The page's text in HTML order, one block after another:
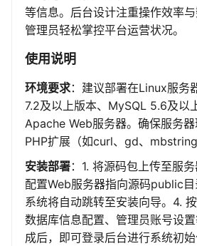
等信息。后台设计注重操作效率
管理员轻松掌控平台运营状况。
使用说明
环境要求：建议部署在Linux服务
7.2及以上版本、MySQL 5.6及以
Apache Web服务器。确保服务
PHP扩展（如curl、gd、mbstring
安装部署：1. 将源码包上传至服
配置Web服务器指向源码public目
系统将自动跳转至安装向导。4.
数据库信息配置、管理员账号设
成后，即可登录后台进行系统初始